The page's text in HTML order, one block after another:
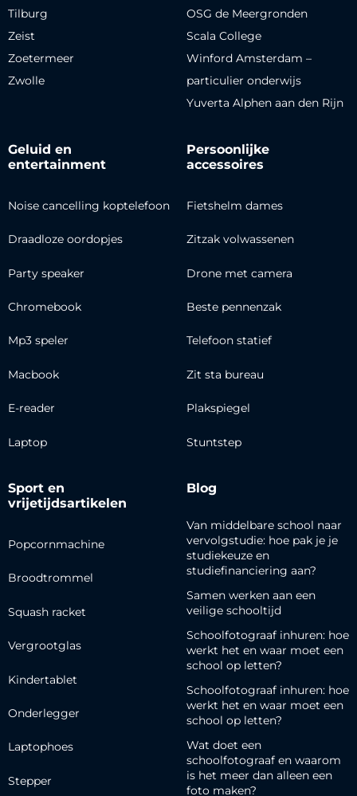
Tilburg
Zeist
Zoetermeer
Zwolle
OSG de Meergronden
Scala College
Winford Amsterdam –
particulier onderwijs
Yuverta Alphen aan den Rijn
Geluid en
entertainment
Noise cancelling koptelefoon
Draadloze oordopjes
Party speaker
Chromebook
Mp3 speler
Macbook
E-reader
Laptop
Persoonlijke
accessoires
Fietshelm dames
Zitzak volwassenen
Drone met camera
Beste pennenzak
Telefoon statief
Zit sta bureau
Plakspiegel
Stuntstep
Sport en
vrijetijdsartikelen
Popcornmachine
Broodtrommel
Squash racket
Vergrootglas
Kindertablet
Onderlegger
Laptophoes
Stepper
Blog
Van middelbare school naar
vervolgstudie: hoe pak je je
studiekeuze en
studiefinanciering aan?
Samen werken aan een
veilige schooltijd
Schoolfotograaf inhuren: hoe
werkt het en waar moet een
school op letten?
Schoolfotograaf inhuren: hoe
werkt het en waar moet een
school op letten?
Wat doet een
schoolfotograaf en waarom
is het meer dan alleen een
foto maken?